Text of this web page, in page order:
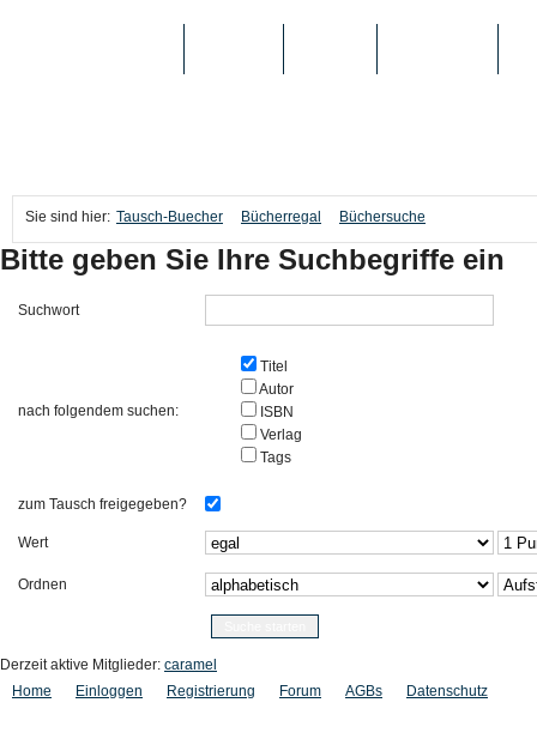
Sie sind hier: Tausch-Buecher Bücherregal Büchersuche
Bitte geben Sie Ihre Suchbegriffe ein
Suchwort
nach folgendem suchen:
Titel
Autor
ISBN
Verlag
Tags
zum Tausch freigegeben?
Wert
Ordnen
Derzeit aktive Mitglieder: caramel
Home
Einloggen Registrierung Forum AGBs Datenschutz